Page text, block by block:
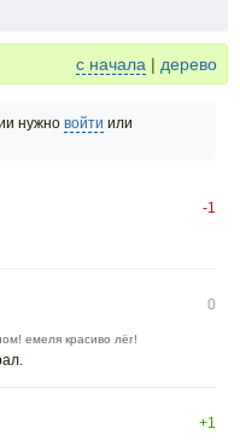
с начала | дерево
нужно войти или
-1
0
емеля красиво лёг!
+1